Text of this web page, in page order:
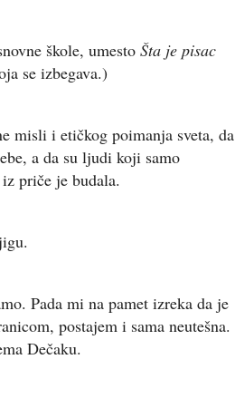
škole, umesto Šta je pisac
se izbegava.)
misli i etičkog poimanja sveta, da
a da su ljudi koji samo
priče je budala.
Pada mi na pamet izreka da je
postajem i sama neutešna.
Dečaku.